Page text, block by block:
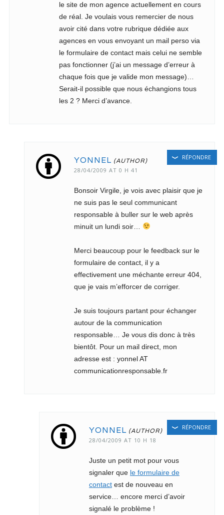
le site de mon agence actuellement en cours
de réal. Je voulais vous remercier de nous
avoir cité dans votre rubrique dédiée aux
agences en vous envoyant un mail perso via
le formulaire de contact mais celui ne semble
pas fonctionner (j’ai un message d’erreur à
chaque fois que je valide mon message)…
Serait-il possible que nous échangions tous
les 2 ? Merci d’avance.
YONNEL
28/04/2009 AT 0 H 41
Bonsoir Virgile, je vois avec plaisir que je
ne suis pas le seul communicant
responsable à buller sur le web après
minuit un lundi soir…
Merci beaucoup pour le feedback sur le
formulaire de contact, il y a
effectivement une méchante erreur 404,
que je vais m’efforcer de corriger.
Je suis toujours partant pour échanger
autour de la communication
responsable… Je vous dis donc à très
bientôt. Pour un mail direct, mon
adresse est : yonnel AT
communicationresponsable.fr
RÉPONDRE
YONNEL
28/04/2009 AT 10 H 18
Juste un petit mot pour vous
signaler que le formulaire de
contactest de nouveau en
service… encore merci d’avoir
signalé le problème !
RÉPONDRE